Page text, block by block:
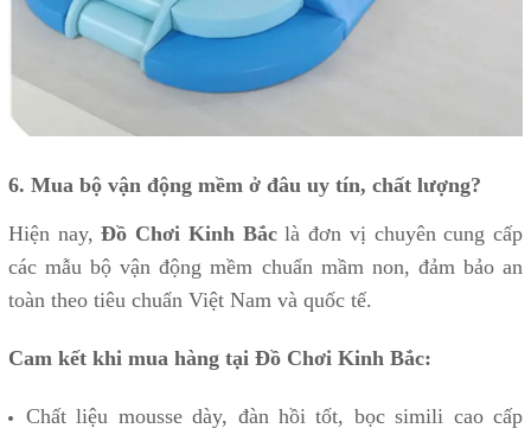
6. Mua bộ vận động mềm ở đâu uy tín, chất lượng?
Hiện nay,Đồ Chơi Kinh Bắclà đơn vị chuyên cung cấp
các mẫu bộ vận động mềm chuẩn mầm non, đảm bảo an
toàn theo tiêu chuẩn Việt Nam và quốc tế.
Cam kết khi mua hàng tại Đồ Chơi Kinh Bắc:
Chất liệu mousse dày, đàn hồi tốt, bọc simili cao cấp